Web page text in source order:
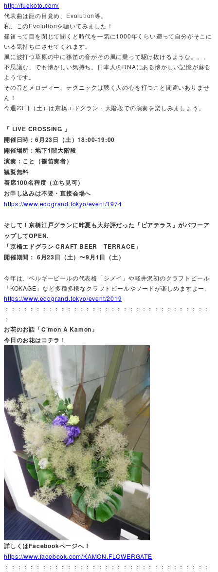
http://fuekoto.com/
代表曲は龍の目覚め、Evolution等。
私、このEvolutionを聴いてみました！
篠笛って目を閉じて聞くと時代を一気に1000年くらい遡って自分がそこに
いる気持ちにさせてくれます。
風に波打つ草原の中に篠笛の音がその風に乗って駆け抜けるような。。。
不思議な、でも懐かしい気持ち。日本人のDNAにある懐かしい記憶が蘇る
ようです。
その音とメロディー、テクニックは聴く人の心を打つこと間違いありませ
ん！
今週23日（土）は京橋エドグラン・大階段での演奏を楽しみましょう。
「 LIVE CROSSING 」
開催日時：6月23日（土）18:00‐19:00
開催場所：地下1階大階段
演奏：こと（篠笛奏者）
観覧無料
着席100名程度（立ち見可）
お申し込みは不要・直接会場へ
https://www.edogrand.tokyo/event/1974
そして！京橋江戸グランに昨夏も大好評だった「ビアテラス」がパワーア
ップしてOPEN.
「京橋エドグラン CRAFT BEER TERRACE」
開催期間： 6月23日（土）〜9月1日（土）
今年は、ベルギービールの代表格「シメイ」や軽井沢初のクラフトビール
「KOKAGE」など多種多様なクラフトビールやフードが楽しめますよー。
https://www.edogrand.tokyo/event/2019
：：：：：：：：：：：：：：：：：：：：：：：：：：：：：：：：：
：
お花のお話「C’mon A Kamon」
今日のお花はコチラ！
詳しくはFacebookページへ！
https://www.facebook.com/KAMON.FLOWERGATE
：：：：：：：：：：：：：：：：：：：：：：：：：：：：：：：：：